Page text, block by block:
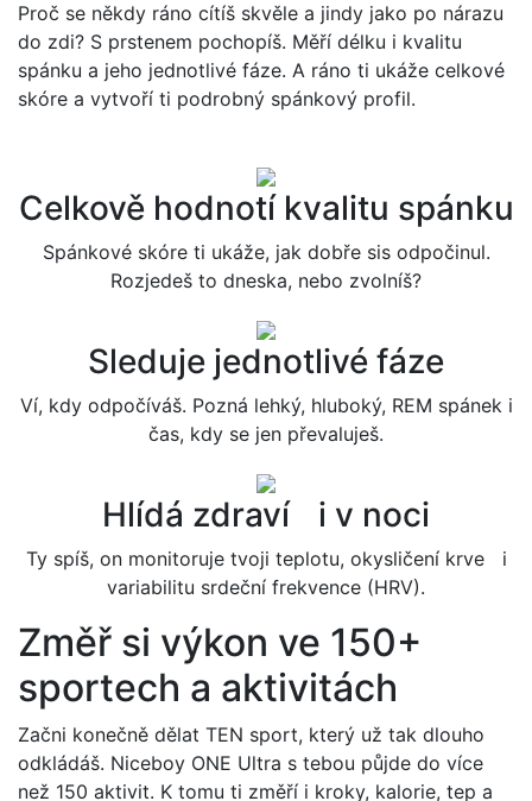
Proč se někdy ráno cítíš skvěle a jindy jako po nárazu
do zdi? S prstenem pochopíš. Měří délku i kvalitu
spánku a jeho jednotlivé fáze. A ráno ti ukáže celkové
skóre a vytvoří ti podrobný spánkový profil.
Celkově hodnotí kvalitu spánku
Spánkové skóre ti ukáže, jak dobře sis odpočinul.
Rozjedeš to dneska, nebo zvolníš?
Sleduje jednotlivé fáze
Ví, kdy odpočíváš. Pozná lehký, hluboký, REM spánek i
čas, kdy se jen převaluješ.
Hlídá zdraví i v noci
Ty spíš, on monitoruje tvoji teplotu, okysličení krve i
variabilitu srdeční frekvence (HRV).
Změř si výkon ve 150+
sportech a aktivitách
Začni konečně dělat TEN sport, který už tak dlouho
odkládáš. Niceboy ONE Ultra s tebou půjde do více
než 150 aktivit. K tomu ti změří i kroky, kalorie, tep a